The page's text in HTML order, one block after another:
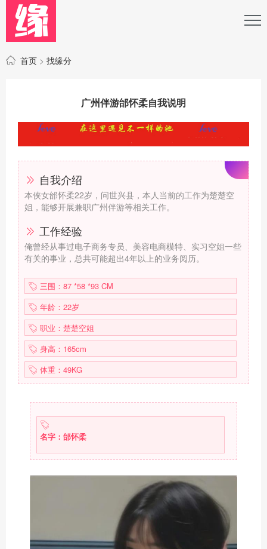
首页 > 找缘分
广州伴游邰怀柔自我说明
自我介绍
本侠女邰怀柔22岁，问世兴县，本人当前的工作为楚楚空
姐，能够开展兼职广州伴游等相关工作。
工作经验
俺曾经从事过电子商务专员、美容电商模特、实习空姐一些
有关的事业，总共可能超出4年以上的业务阅历。
三围：87 *58 *93 CM
年龄：22岁
职业：楚楚空姐
身高：165cm
体重：49KG
名字：邰怀柔